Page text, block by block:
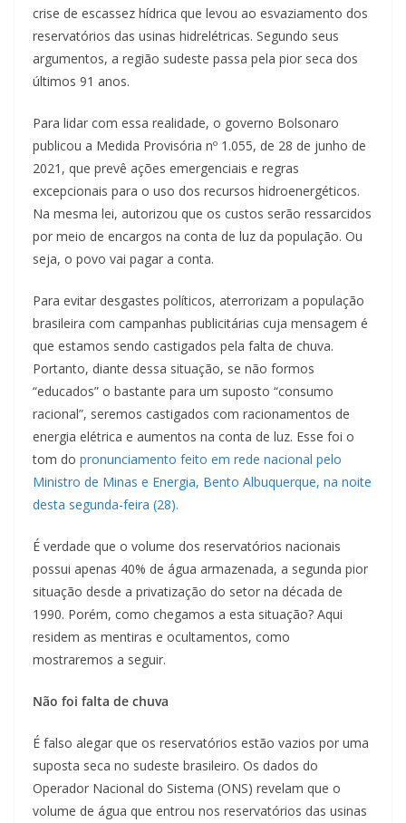
crise de escassez hídrica que levou ao esvaziamento dos
reservatórios das usinas hidrelétricas. Segundo seus
argumentos, a região sudeste passa pela pior seca dos
últimos 91 anos.
Para lidar com essa realidade, o governo Bolsonaro
publicou a Medida Provisória nº 1.055, de 28 de junho de
2021, que prevê ações emergenciais e regras
excepcionais para o uso dos recursos hidroenergéticos.
Na mesma lei, autorizou que os custos serão ressarcidos
por meio de encargos na conta de luz da população. Ou
seja, o povo vai pagar a conta.
Para evitar desgastes políticos, aterrorizam a população
brasileira com campanhas publicitárias cuja mensagem é
que estamos sendo castigados pela falta de chuva.
Portanto, diante dessa situação, se não formos
“educados” o bastante para um suposto “consumo
racional”, seremos castigados com racionamentos de
energia elétrica e aumentos na conta de luz. Esse foi o
tom do pronunciamento feito em rede nacional pelo
Ministro de Minas e Energia, Bento Albuquerque, na noite
desta segunda-feira (28).
É verdade que o volume dos reservatórios nacionais
possui apenas 40% de água armazenada, a segunda pior
situação desde a privatização do setor na década de
1990. Porém, como chegamos a esta situação? Aqui
residem as mentiras e ocultamentos, como
mostraremos a seguir.
Não foi falta de chuva
É falso alegar que os reservatórios estão vazios por uma
suposta seca no sudeste brasileiro. Os dados do
Operador Nacional do Sistema (ONS) revelam que o
volume de água que entrou nos reservatórios das usinas